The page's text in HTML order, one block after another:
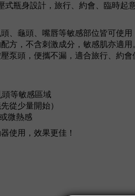
式瓶身設計，旅行、約會、臨時起
頭、龜頭、嘴唇等敏感部位皆可使用
方，不含刺激成分，敏感肌亦適用
泵頭，便攜不漏，適合旅行、約會
頭等敏感區域
從少量開始）
微熱感
使用，效果更佳！